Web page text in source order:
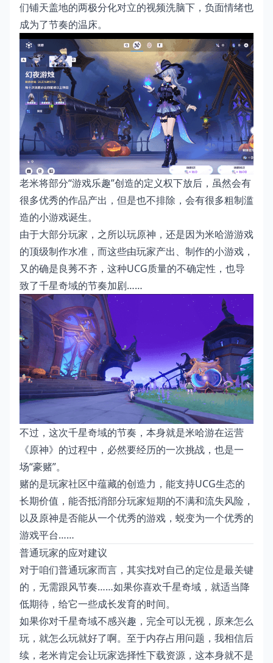
们铺天盖地的两极分化对立的视频洗脑下，负面情绪也
成为了节奏的温床。
老米将部分“游戏乐趣”创造的定义权下放后，虽然会有
很多优秀的作品产出，但是也不排除，会有很多粗制滥
造的小游戏诞生。
由于大部分玩家，之所以玩原神，还是因为米哈游游戏
的顶级制作水准，而这些由玩家产出、制作的小游戏，
又的确是良莠不齐，这种UCG质量的不确定性，也导
致了千星奇域的节奏加剧……
不过，这次千星奇域的节奏，本身就是米哈游在运营
《原神》的过程中，必然要经历的一次挑战，也是一
场“豪赌”。
赌的是玩家社区中蕴藏的创造力，能支持UCG生态的
长期价值，能否抵消部分玩家短期的不满和流失风险，
以及原神是否能从一个优秀的游戏，蜕变为一个优秀的
游戏平台……
普通玩家的应对建议
对于咱们普通玩家而言，其实找对自己的定位是最关键
的，无需跟风节奏……如果你喜欢千星奇域，就适当降
低期待，给它一些成长发育的时间。
如果你对千星奇域不感兴趣，完全可以无视，原来怎么
玩，就怎么玩就好了啊。至于内存占用问题，我相信后
续，老米肯定会让玩家选择性下载资源，这本身就不是